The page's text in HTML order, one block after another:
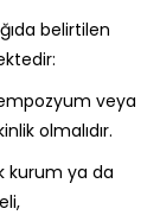
belirtilen
veya
olmalıdır.
kurum ya da